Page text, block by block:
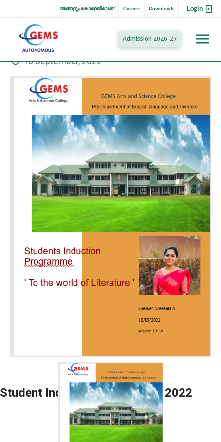
Login
Downloads
Careers
ഞങ്ങളും കോളേജിലേക്ക്
Admission 2026-27
Student Induction Programme 2022
16 September, 2022